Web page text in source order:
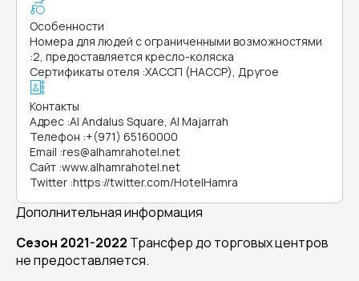
Особенности
Номера для людей с ограниченными возможностями
:2, предоставляется кресло-коляска
Сертификаты отеля :ХАССП (HACCP), Другое
Контакты
Адрес :Al Andalus Square, Al Majarrah
Телефон :+(971) 65160000
Email :res@alhamrahotel.net
Сайт :www.alhamrahotel.net
Twitter :https://twitter.com/HotelHamra
Дополнительная информация
Сезон 2021-2022 Трансфер до торговых центров
не предоставляется.